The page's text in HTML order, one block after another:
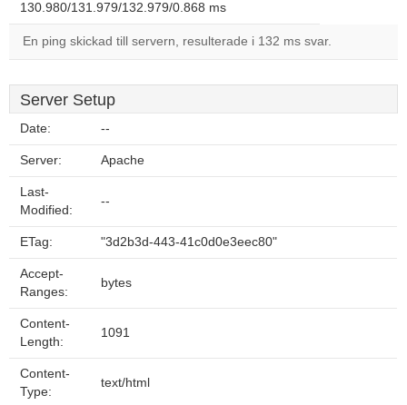
130.980/131.979/132.979/0.868 ms
En ping skickad till servern, resulterade i 132 ms svar.
Server Setup
Date: --
Server: Apache
Last-
Modified:
--
ETag: "3d2b3d-443-41c0d0e3eec80"
Accept-
Ranges:
bytes
Content-
Length:
1091
Content-
Type:
text/html